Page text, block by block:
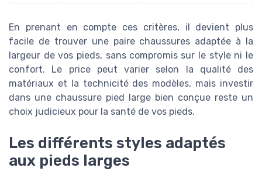
En prenant en compte ces critères, il devient plus
facile de trouver une paire chaussures adaptée à la
largeur de vos pieds, sans compromis sur le style ni le
confort. Le price peut varier selon la qualité des
matériaux et la technicité des modèles, mais investir
dans une chaussure pied large bien conçue reste un
choix judicieux pour la santé de vos pieds.
Les différents styles adaptés
aux pieds larges